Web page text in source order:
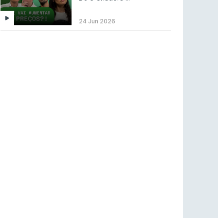
BLAST Bounty S2 na RTP Arena: Regressa o
melhor Counter-Strike
24 Jun 2026